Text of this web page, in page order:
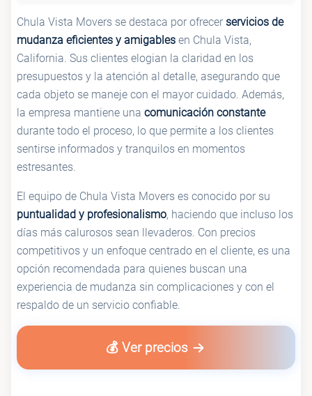
Chula Vista Movers se destaca por ofrecer servicios de
mudanza eficientes y amigables en Chula Vista,
California. Sus clientes elogian la claridad en los
presupuestos y la atención al detalle, asegurando que
cada objeto se maneje con el mayor cuidado. Además,
la empresa mantiene una comunicación constante
durante todo el proceso, lo que permite a los clientes
sentirse informados y tranquilos en momentos
estresantes.
El equipo de Chula Vista Movers es conocido por su
puntualidad y profesionalismo, haciendo que incluso los
días más calurosos sean llevaderos. Con precios
competitivos y un enfoque centrado en el cliente, es una
opción recomendada para quienes buscan una
experiencia de mudanza sin complicaciones y con el
respaldo de un servicio confiable.
💰 Ver precios